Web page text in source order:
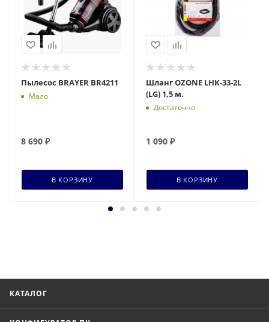
Пылесос BRAYER BR4211
Мало
8 690 ₽
В КОРЗИНУ
Шланг OZONE LHK-33-2L
(LG) 1,5 м.
Достаточно
1 090 ₽
В КОРЗИНУ
КАТАЛОГ